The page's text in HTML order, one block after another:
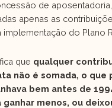
de
apenas as
implementação do Plano
que qualquer
não é somada, o que
bem antes de
ganhar menos, ou